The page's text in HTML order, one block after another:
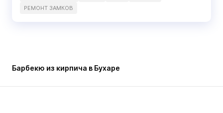
РЕМОНТ ЗАМКОВ
Барбекю из кирпича в Бухаре